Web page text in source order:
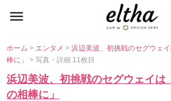
ホーム> エンタメ>浜辺美波、初挑戦のセグウェ
棒に」> 写真・詳細 11枚目
浜辺美波、初挑戦のセグウェイは
の相棒に」